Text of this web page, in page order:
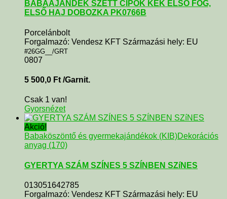
BABAAJÁNDÉK SZETT CIPŐK KÉK ELSŐ FOG,
ELSŐ HAJ DOBOZKA PK0766B
Porcelánbolt
Forgalmazó: Vendesz KFT Származási hely: EU
#26GG__/GRT
0807
5 500,0 Ft /Garnit.
Csak 1 van!
Gyorsnézet
Akció!
Babaköszöntő és gyermekajándékok (KIB)Dekorációs
anyag (170)
GYERTYA SZÁM SZÍNES 5 SZÍNBEN SZíNES
013051642785
Forgalmazó: Vendesz KFT Származási hely: EU